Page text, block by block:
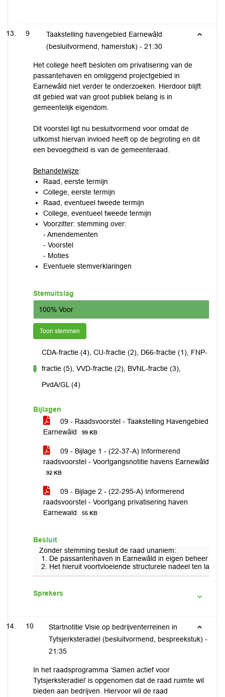
9
Taakstelling havengebied Earnewâld
(besluitvormend, hamerstuk) - 21:30
Het college heeft besloten om privatisering van de
passantehaven en omliggend projectgebied in
Earnewâld niet verder te onderzoeken. Hierdoor blijft
dit gebied wat van groot publiek belang is in
gemeentelijk eigendom.
Dit voorstel ligt nu besluitvormend voor omdat de
uitkomst hiervan invloed heeft op de begroting en dit
een bevoegdheid is van de gemeenteraad.
Behandelwijze:
Raad, eerste termijn
College, eerste termijn
Raad, eventueel tweede termijn
College, eventueel tweede termijn
Voorzitter: stemming over:
- Amendementen
- Voorstel
- Moties
Eventuele stemverklaringen
Stemuitslag
100% Voor
Toon stemmen
CDA-fractie (4), CU-fractie (2), D66-fractie (1), FNP-
fractie (5), VVD-fractie (2), BVNL-fractie (3),
PvdA/GL (4)
Bijlagen
09 - Raadsvoorstel - Taakstelling Havengebied
Earnewâld
99 KB
09 - Bijlage 1 - (22-37-A) Informerend
raadsvoorstel - Voortgangsnotitie havens Earnewâld
92 KB
09 - Bijlage 2 - (22-295-A) Informerend
raadsvoorstel - Voortgang privatisering haven
Earnewald
55 KB
Besluit
Zonder stemming besluit de raad unaniem:
De passantenhaven in Earnewâld in eigen beheer te
Het hieruit voortvloeiende structurele nadeel ten laste
Sprekers
10
Startnotitie Visie op bedrijventerreinen in
Tytsjerksteradiel (besluitvormend, bespreekstuk) -
21:35
In het raadsprogramma ‘Samen actief voor
Tytsjerksteradiel’ is opgenomen dat de raad ruimte wil
bieden aan bedrijven. Hiervoor wil de raad